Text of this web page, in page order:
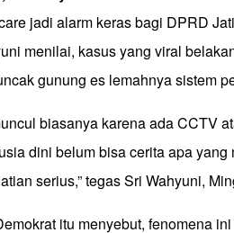
jadi alarm keras bagi DPRD
menilai, kasus yang viral
gunung es lemahnya sistem
biasanya karena ada CCTV
dini belum bisa cerita apa yang
serius,” tegas Sri Wahyuni,
itu menyebut, fenomena